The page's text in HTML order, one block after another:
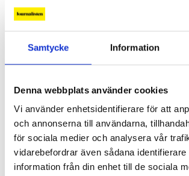
Samtycke Information
Denna webbplats använder cookies
Vi använder enhetsidentifierare för att
och annonserna till användarna,
för sociala medier och analysera vår
vidarebefordrar även sådana identifierare
information från din enhet till de sociala
Enorma skillnader mellan
chefredaktörerna